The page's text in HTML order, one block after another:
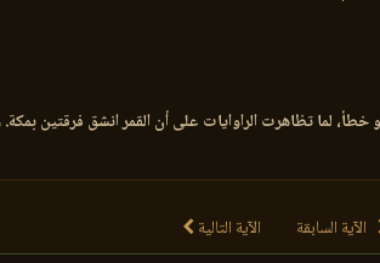
الآية السابقة الآية التالية